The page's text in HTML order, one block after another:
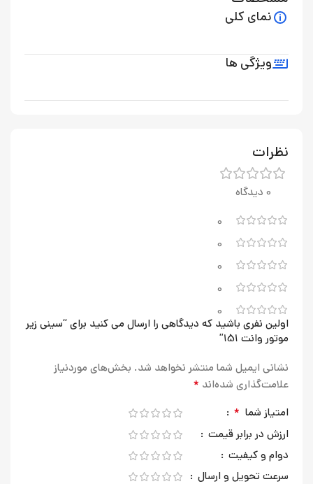
نمای کلی
ویژگی ها
نظرات
0 دیدگاه
0
0
0
0
0
اولین نفری باشید که دیدگاهی را ارسال می کنید برای “سینی زیر
موتور وانت 151”
نشانی ایمیل شما منتشر نخواهد شد. بخش‌های موردنیاز
علامت‌گذاری شده‌اند *
امتیاز شما *
ارزش در برابر قیمت
دوام و کیفیت
سرعت تحویل و ارسال